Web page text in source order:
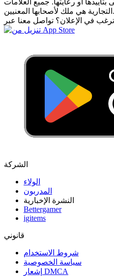
التجارية هي ملك لأصحابها المعنيين.
الشركة
الولاء
المدربون
النشرة الإخبارية
Bettergamer
igitems
قانوني
شروط الاستخدام
سياسة الخصوصية
إشعار DMCA